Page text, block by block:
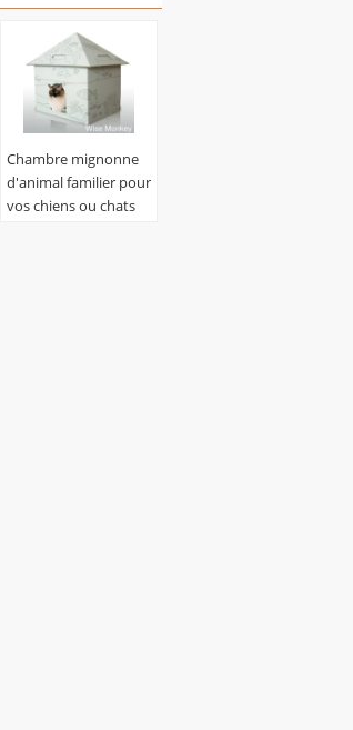
Chambre mignonne
d'animal familier pour
vos chiens ou chats